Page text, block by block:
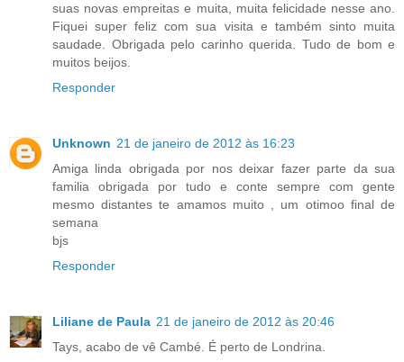
suas novas empreitas e muita, muita felicidade nesse ano.
Fiquei super feliz com sua visita e também sinto muita
saudade. Obrigada pelo carinho querida. Tudo de bom e
muitos beijos.
Responder
Unknown 21 de janeiro de 2012 às 16:23
Amiga linda obrigada por nos deixar fazer parte da sua
familia obrigada por tudo e conte sempre com gente
mesmo distantes te amamos muito , um otimoo final de
semana
bjs
Responder
Liliane de Paula 21 de janeiro de 2012 às 20:46
Tays, acabo de vê Cambé. É perto de Londrina.